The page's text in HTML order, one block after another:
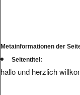
Metainformationen der
Seitentitel:
hallo und herzlich